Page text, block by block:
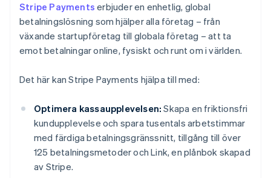
Stripe Payments erbjuder en enhetlig, global
betalningslösning som hjälper alla företag – från
växande startupföretag till globala företag – att ta
emot betalningar online, fysiskt och runt om i världen.
Det här kan Stripe Payments hjälpa till med:
Optimera kassaupplevelsen: Skapa en friktionsfri
kundupplevelse och spara tusentals arbetstimmar
med färdiga betalningsgränssnitt, tillgång till över
125 betalningsmetoder och Link, en plånbok skapad
av Stripe.